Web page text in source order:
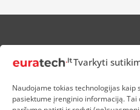
Tvarkyti
Naudojame tokias technologijas kaip
pasiektume įrenginio informaciją.
APIE
NUOLAIDOS
PREKIŲ IR